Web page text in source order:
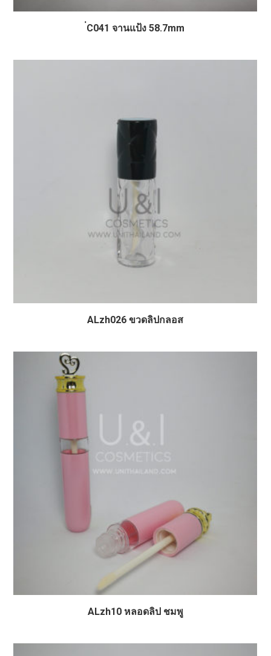
่C041 จานแป้ง 58.7mm
ALzh026 ขวดลิปกลอส
ALzh10 หลอดลิป ชมพู